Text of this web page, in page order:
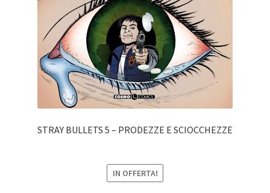
STRAY BULLETS 5 – PRODEZZE E SCIOCCHEZZE
IN OFFERTA!